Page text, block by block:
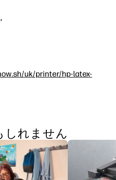
uk/printer/hp-latex-
しれません